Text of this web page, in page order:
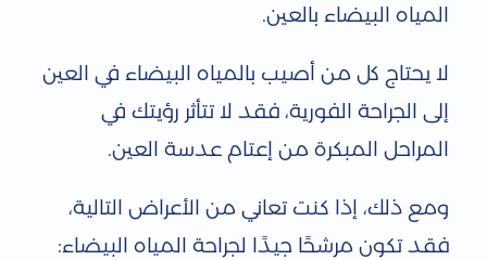
المياه البيضاء بالعين.
لا يحتاج كل من أصيب بالمياه البيضاء في العين
إلى الجراحة الفورية، فقد لا تتأثر رؤيتك في
المراحل المبكرة من إعتام عدسة العين.
ومع ذلك، إذا كنت تعاني من الأعراض التالية،
فقد تكون مرشحًا جيدًا لجراحة المياه البيضاء: